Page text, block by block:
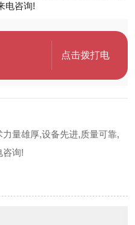
电咨询!
点击拨打电
量雄厚,设备先进,质量可靠,
咨询!